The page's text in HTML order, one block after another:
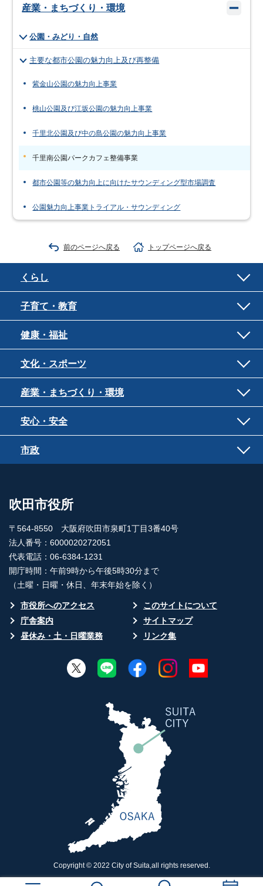
産業・まちづくり・環境
公園・みどり・自然
主要な都市公園の魅力向上及び再整備
紫金山公園の魅力向上事業
桃山公園及び江坂公園の魅力向上事業
千里北公園及び中の島公園の魅力向上事業
千里南公園パークカフェ整備事業
都市公園等の魅力向上に向けたサウンディング型市場調査
公園魅力向上事業トライアル・サウンディング
前のページへ戻る トップページへ戻る
くらし
子育て・教育
健康・福祉
文化・スポーツ
産業・まちづくり・環境
安心・安全
市政
吹田市役所
〒564-8550 大阪府吹田市泉町1丁目3番40号
法人番号：6000020272051
代表電話：06-6384-1231
開庁時間：午前9時から午後5時30分まで
（土曜・日曜・休日、年末年始を除く）
市役所へのアクセス
このサイトについて
庁舎案内
サイトマップ
昼休み・土・日曜業務
リンク集
Copyright © 2022 City of Suita,all rights reserved.